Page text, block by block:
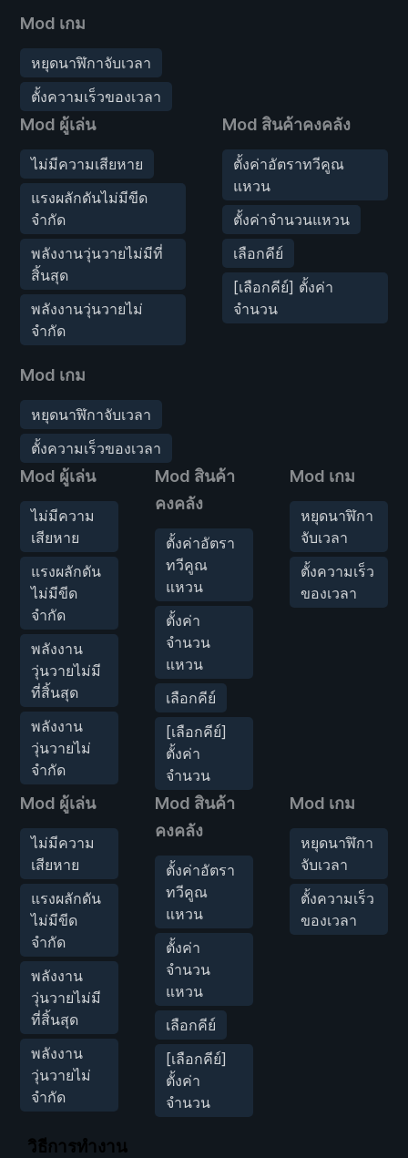
Mod เกม
หยุดนาฬิกาจับเวลา
ตั้งความเร็วของเวลา
Mod ผู้เล่น
ไม่มีความเสียหาย
แรงผลักดันไม่มีขีด
จำกัด
พลังงานวุ่นวายไม่มีที่
สิ้นสุด
พลังงานวุ่นวายไม่
จำกัด
Mod เกม
หยุดนาฬิกาจับเวลา
ตั้งความเร็วของเวลา
Mod สินค้าคงคลัง
ตั้งค่าอัตราทวีคูณ
แหวน
ตั้งค่าจำนวนแหวน
เลือกคีย์
[เลือกคีย์] ตั้งค่า
จำนวน
Mod ผู้เล่น
ไม่มีความ
เสียหาย
แรงผลักดัน
ไม่มีขีด
จำกัด
พลังงาน
วุ่นวายไม่มี
ที่สิ้นสุด
พลังงาน
วุ่นวายไม่
จำกัด
Mod สินค้า
คงคลัง
ตั้งค่าอัตรา
ทวีคูณ
แหวน
ตั้งค่า
จำนวน
แหวน
เลือกคีย์
[เลือกคีย์]
ตั้งค่า
จำนวน
Mod เกม
หยุดนาฬิกา
จับเวลา
ตั้งความเร็ว
ของเวลา
Mod ผู้เล่น
ไม่มีความ
เสียหาย
แรงผลักดัน
ไม่มีขีด
จำกัด
พลังงาน
วุ่นวายไม่มี
ที่สิ้นสุด
พลังงาน
วุ่นวายไม่
จำกัด
Mod สินค้า
คงคลัง
ตั้งค่าอัตรา
ทวีคูณ
แหวน
ตั้งค่า
จำนวน
แหวน
เลือกคีย์
[เลือกคีย์]
ตั้งค่า
จำนวน
Mod เกม
หยุดนาฬิกา
จับเวลา
ตั้งความเร็ว
ของเวลา
วิธีการทำงาน